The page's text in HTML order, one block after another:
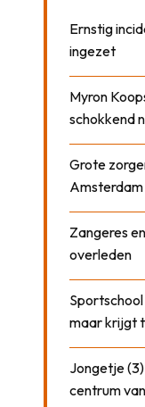
Ernstig
ingezet
Myron
schokkend
Grote
Amsterdam
Zangeres
overleden
maar krijgt
Jongetje
centrum